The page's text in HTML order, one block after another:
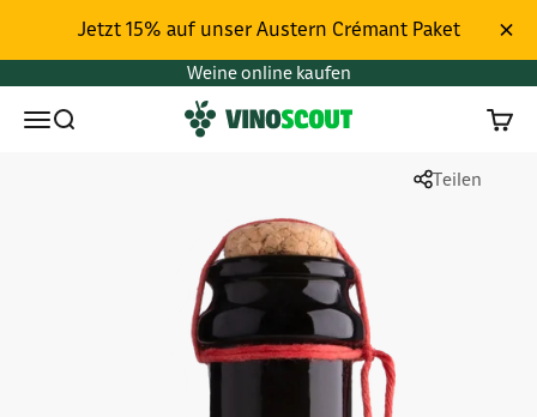
Jetzt 15% auf unser Austern Crémant Paket
Weine online kaufen
MenüSuchen Vinoscout
Teilen